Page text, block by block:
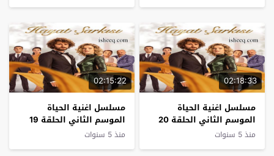
02:18:33
مسلسل اغنية الحياة
الموسم الثاني الحلقة 20
منذ 5 سنوات
02:15:22
مسلسل اغنية الحياة
الموسم الثاني الحلقة 19
منذ 5 سنوات